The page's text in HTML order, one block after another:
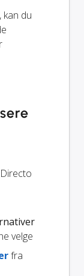
kan du
velge
fra